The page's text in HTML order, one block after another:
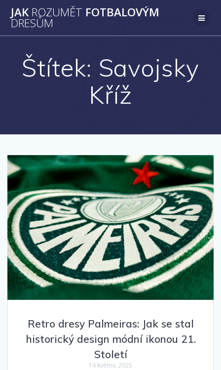
na
JAK ROZUMĚT FOTBALOVÝM
DRESŮM
Štítek: Savojsky
Kříž
Retro dresy Palmeiras: Jak se stal
historický design módní ikonou 21.
Století
14 května, 2025